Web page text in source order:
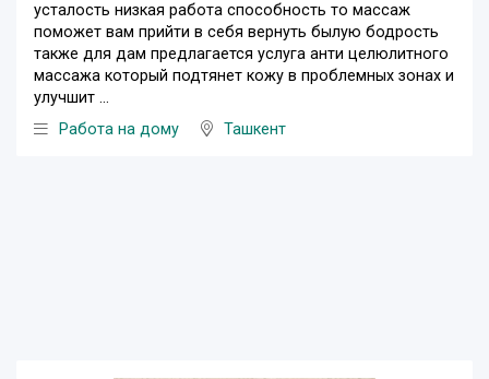
усталость низкая работа способность то массаж
поможет вам прийти в себя вернуть былую бодрость
также для дам предлагается услуга анти целюлитного
массажа который подтянет кожу в проблемных зонах и
улучшит ...
Работа на дому
Ташкент